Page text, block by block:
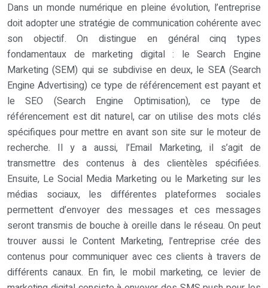
Dans un monde numérique en pleine évolution, l’entreprise
doit adopter une stratégie de communication cohérente avec
son objectif. On distingue en général cinq types
fondamentaux de marketing digital : le Search Engine
Marketing (SEM) qui se subdivise en deux, le SEA (Search
Engine Advertising) ce type de référencement est payant et
le SEO (Search Engine Optimisation), ce type de
référencement est dit naturel, car on utilise des mots clés
spécifiques pour mettre en avant son site sur le moteur de
recherche. Il y a aussi, l’Email Marketing, il s’agit de
transmettre des contenus à des clientèles spécifiées.
Ensuite, Le Social Media Marketing ou le Marketing sur les
médias sociaux, les différentes plateformes sociales
permettent d’envoyer des messages et ces messages
seront transmis de bouche à oreille dans le réseau. On peut
trouver aussi le Content Marketing, l’entreprise crée des
contenus pour communiquer avec ces clients à travers de
différents canaux. En fin, le mobil marketing, ce levier de